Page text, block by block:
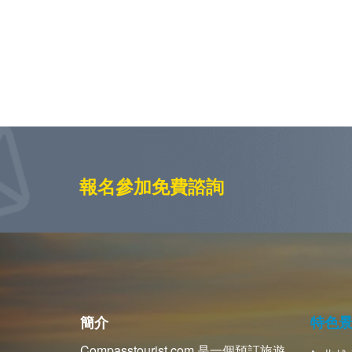
報名參加免費諮詢
簡介 特色